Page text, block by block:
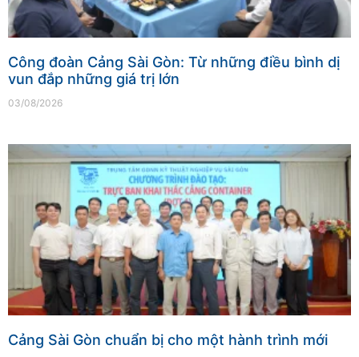
Công đoàn Cảng Sài Gòn: Từ những điều bình dị
vun đắp những giá trị lớn
03/08/2026
Cảng Sài Gòn chuẩn bị cho một hành trình mới